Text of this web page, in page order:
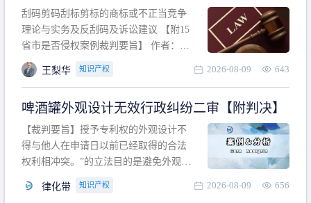
实务及反刮码及诉讼建议 【附15省市是否侵权
案例裁判要旨】
刮码剪码刮标剪标的商标或不正当竞争
理论与实务及反刮码及诉讼建议 【附15
省市是否侵权案例裁判要旨】 作者：浙
江杭知桥律师事务所 王梨华 周靖超 【导
读】 第一部分：刮码剪码刮标剪标的商
诉讼建议 第二部分：15省市是否侵权案
例的裁判要旨 目录 第一部分、刮码剪码
刮
王梨华 知识产权 2026-08-09 643
啤酒罐外观设计无效行政纠纷二审【附判决】
【裁判要旨】授予专利权的外观设计不
得与他人在申请日以前已经取得的合法
权利相冲突。”的立法目的是避免外观设
冲突。基于此，凡是因该外观设计的实
律化带 知识产权 2026-08-09 656